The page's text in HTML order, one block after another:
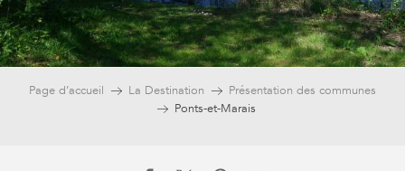
Page d’accueil La Destination
Présentation des communes
Ponts-et-Marais